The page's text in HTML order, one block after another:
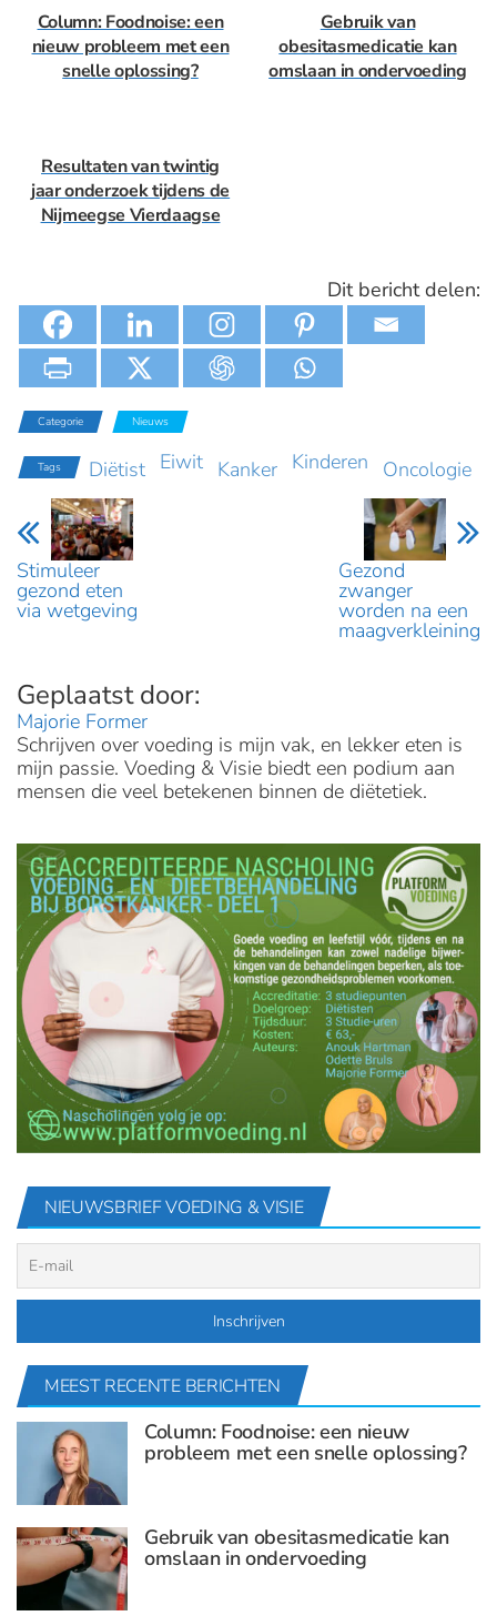
Column: Foodnoise: een
nieuw probleem met een
snelle oplossing?
Gebruik van
obesitasmedicatie kan
omslaan in ondervoeding
Resultaten van twintig
jaar onderzoek tijdens de
Nijmeegse Vierdaagse
Dit bericht delen:
Categorie Nieuws
Tags Diëtist Eiwit Kanker Kinderen Oncologie
Stimuleer
gezond eten
via wetgeving
Gezond
zwanger
worden na een
maagverkleining
Majorie Former
Schrijven over voeding is mijn vak, en lekker eten is
mijn passie. Voeding & Visie biedt een podium aan
mensen die veel betekenen binnen de diëtetiek.
NIEUWSBRIEF VOEDING & VISIE
MEEST RECENTE BERICHTEN
Column: Foodnoise: een nieuw
probleem met een snelle oplossing?
Gebruik van obesitasmedicatie kan
omslaan in ondervoeding